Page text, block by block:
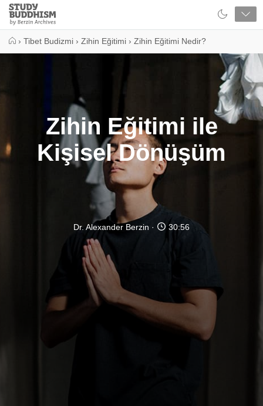
Close
Study
Buddhism
› Tibet Budizmi › Zihin Eğitimi › Zihin Eğitimi Nedir?
Zihin Eğitimi ile
Kişisel Dönüşüm
Dr. Alexander Berzin 30:56